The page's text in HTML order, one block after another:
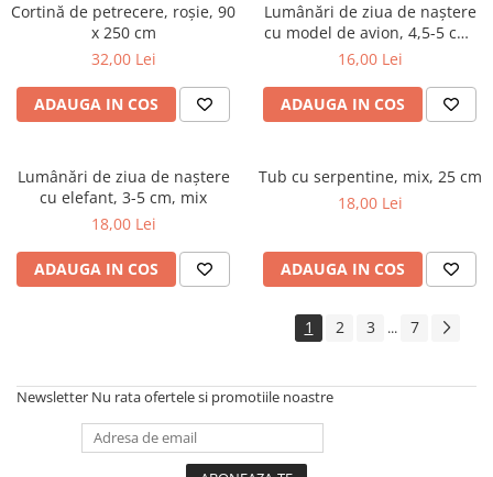
Cortină de petrecere, roșie, 90
x 250 cm
32,00 Lei
ADAUGA IN COS
Lumânări de ziua de naștere
cu model de avion, 4,5-5 cm,
mix
16,00 Lei
ADAUGA IN COS
Lumânări de ziua de naștere
cu elefant, 3-5 cm, mix
18,00 Lei
ADAUGA IN COS
Tub cu serpentine, mix, 25 cm
18,00 Lei
ADAUGA IN COS
1 2 3 ... 7
Newsletter Nu rata ofertele si promotiile noastre